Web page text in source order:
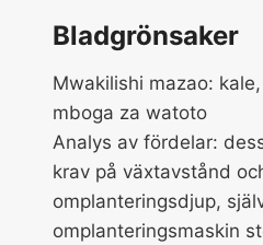
Bladgrönsaker
Mwakilishi mazao:
mboga za watoto
Analys av fördelar:
krav på växtavstånd
omplanteringsdjup,
omplanteringsmaskin